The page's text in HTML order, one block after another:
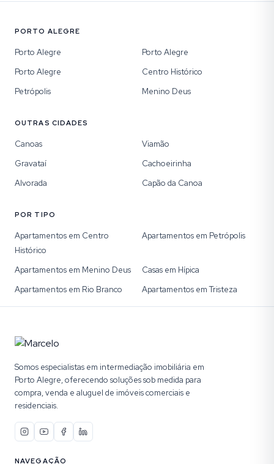
PORTO ALEGRE
Porto Alegre
Porto Alegre
Porto Alegre
Centro Histórico
Petrópolis
Menino Deus
OUTRAS CIDADES
Canoas
Viamão
Gravataí
Cachoeirinha
Alvorada
Capão da Canoa
POR TIPO
Apartamentos em Centro
Histórico
Apartamentos em Petrópolis
Apartamentos em Menino Deus
Casas em Hípica
Apartamentos em Rio Branco
Apartamentos em Tristeza
Somos especialistas em intermediação imobiliária em
Porto Alegre, oferecendo soluções sob medida para
compra, venda e aluguel de imóveis comerciais e
residenciais.
NAVEGAÇÃO